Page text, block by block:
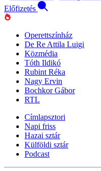
Előfizetés
Operettszínház
De Re Attila Luigi
Közmédia
Tóth Ildikó
Rubint Réka
Nagy Ervin
Bochkor Gábor
RTL
Címlapsztori
Napi friss
Hazai sztár
Külföldi sztár
Podcast